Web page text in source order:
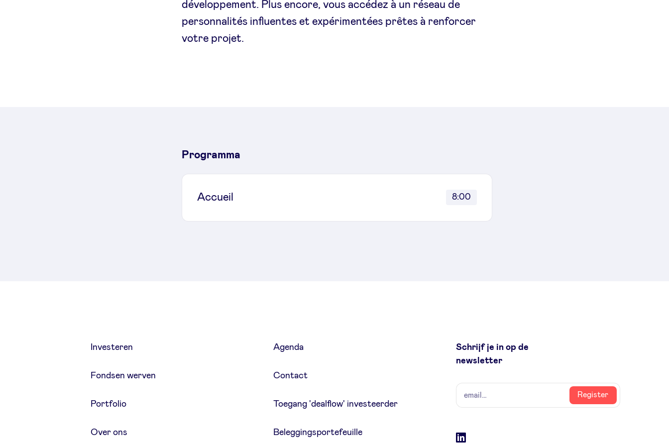
développement. Plus encore, vous accédez à un réseau de
personnalités influentes et expérimentées prêtes à renforcer
votre projet.
Programma
8:00
Accueil
Investeren
Fondsen werven
Portfolio
Over ons
Agenda
Contact
Toegang 'dealflow' investeerder
Beleggingsportefeuille
Schrijf je in op de
newsletter
naam
email
Register
Social
LinkedIn